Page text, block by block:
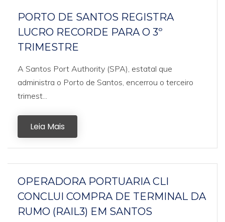
PORTO DE SANTOS REGISTRA
LUCRO RECORDE PARA O 3º
TRIMESTRE
A Santos Port Authority (SPA), estatal que
administra o Porto de Santos, encerrou o terceiro
trimest...
Leia Mais
OPERADORA PORTUARIA CLI
CONCLUI COMPRA DE TERMINAL DA
RUMO (RAIL3) EM SANTOS